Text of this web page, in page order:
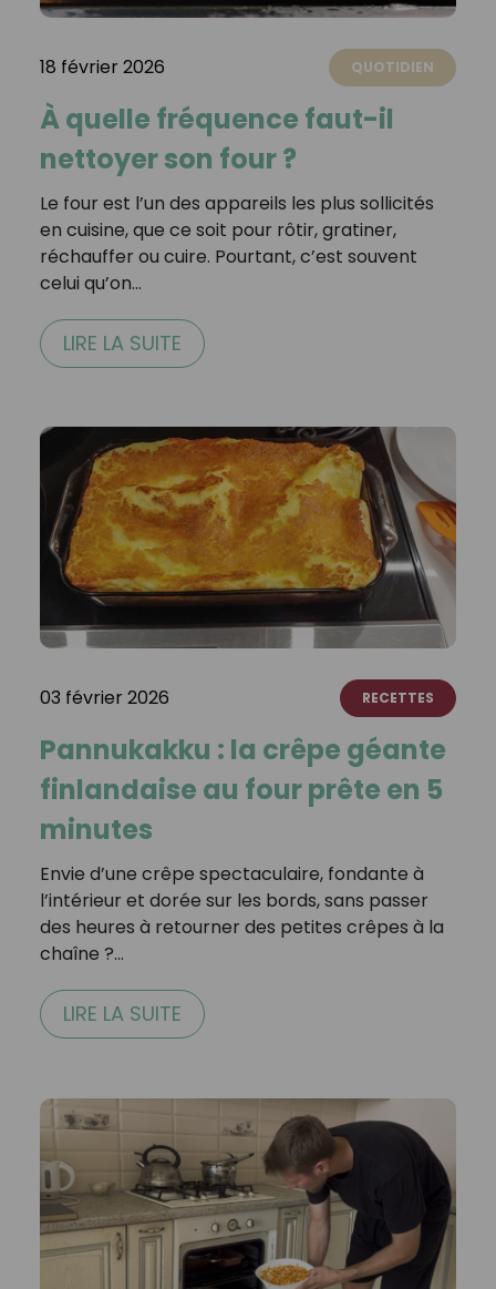
18 février 2026 QUOTIDIEN
À quelle fréquence faut-il
nettoyer son four ?
Le four est l’un des appareils les plus sollicités
en cuisine, que ce soit pour rôtir, gratiner,
réchauffer ou cuire. Pourtant, c’est souvent
celui qu’on…
LIRE LA SUITE
03 février 2026 RECETTES
Pannukakku : la crêpe géante
finlandaise au four prête en 5
minutes
Envie d’une crêpe spectaculaire, fondante à
l’intérieur et dorée sur les bords, sans passer
des heures à retourner des petites crêpes à la
chaîne ?…
LIRE LA SUITE